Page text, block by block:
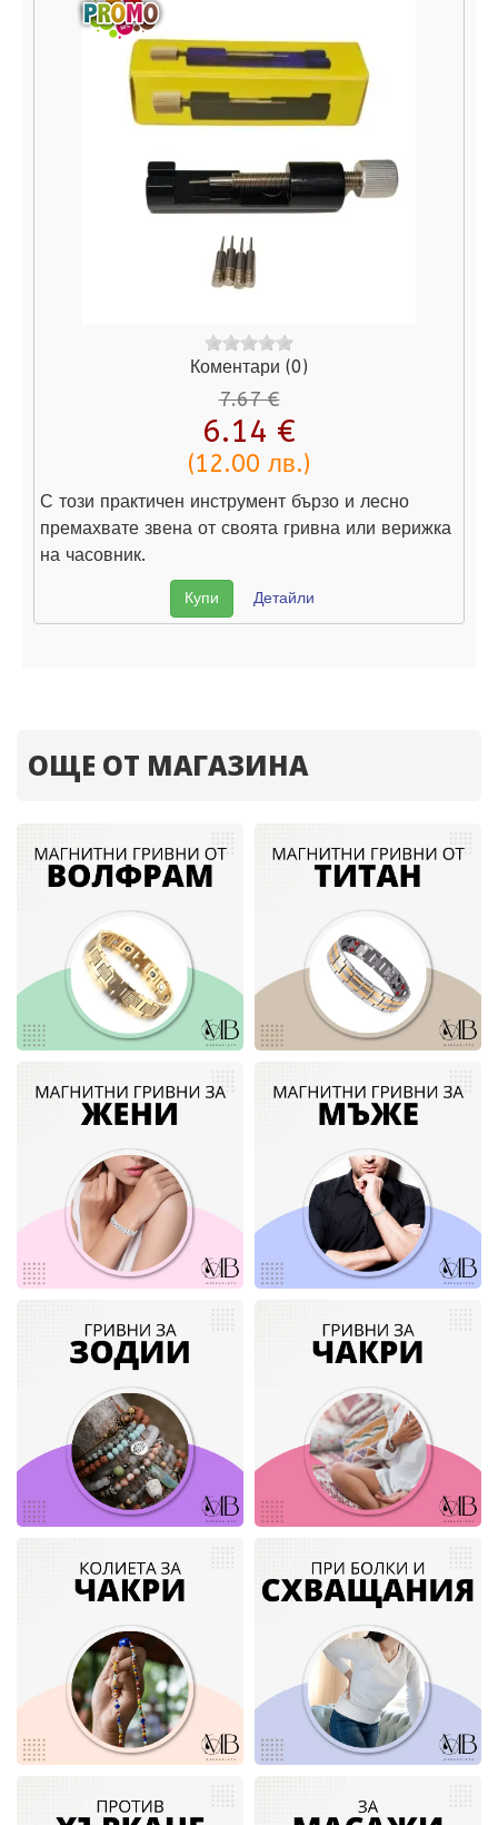
Коментари (0)
7.67 €
6.14 €
(12.00 лв.)
С този практичен инструмент бързо и лесно
премахвате звена от своята гривна или верижка
на часовник.
Купи Детайли
ОЩЕ ОТ МАГАЗИНА